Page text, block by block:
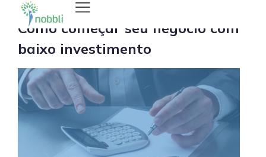
Como começar seu negócio com
baixo investimento